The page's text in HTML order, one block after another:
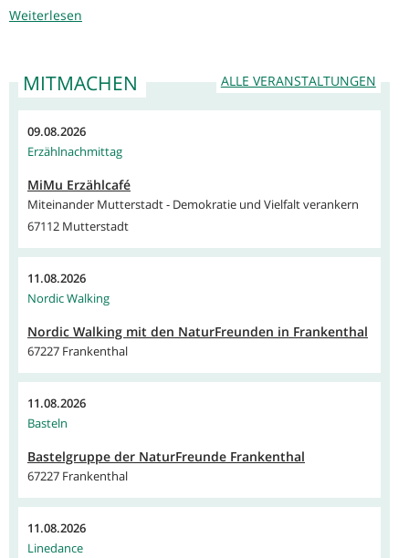
Weiterlesen
ALLE VERANSTALTUNGEN
MITMACHEN
09.08.2026
Erzählnachmittag
MiMu Erzählcafé
Miteinander Mutterstadt - Demokratie und Vielfalt verankern
67112 Mutterstadt
11.08.2026
Nordic Walking
Nordic Walking mit den NaturFreunden in Frankenthal
67227 Frankenthal
11.08.2026
Basteln
Bastelgruppe der NaturFreunde Frankenthal
67227 Frankenthal
11.08.2026
Linedance